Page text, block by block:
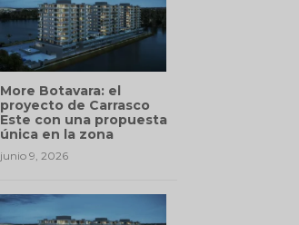
More Botavara: el
proyecto de Carrasco
Este con una propuesta
única en la zona
junio 9, 2026